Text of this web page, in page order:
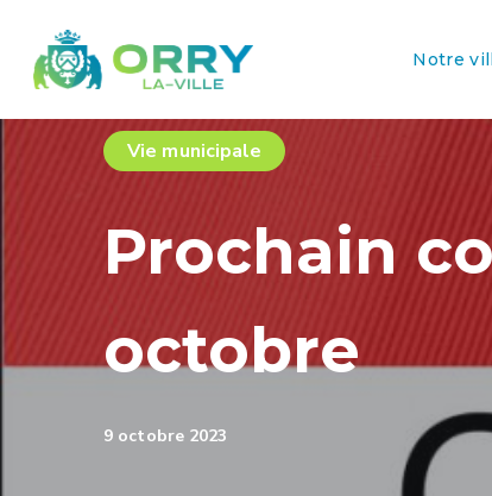
Notre
Vie municipale
Prochain
octobre
9 octobre 2023